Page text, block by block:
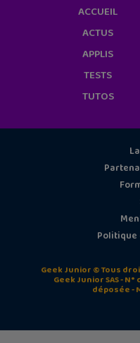
ACCUEIL
ACTUS
APPLIS
TESTS
TUTOS
Geek Junior © Tous
Geek Junior SAS - N°
déposée -